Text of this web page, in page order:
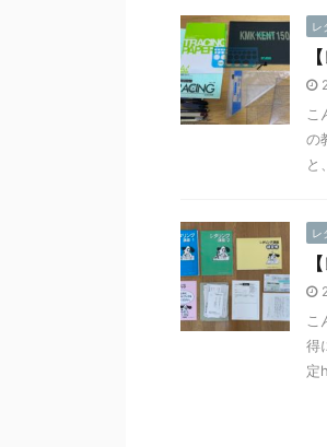
レ
こ
の
と
レ
こ
得
定